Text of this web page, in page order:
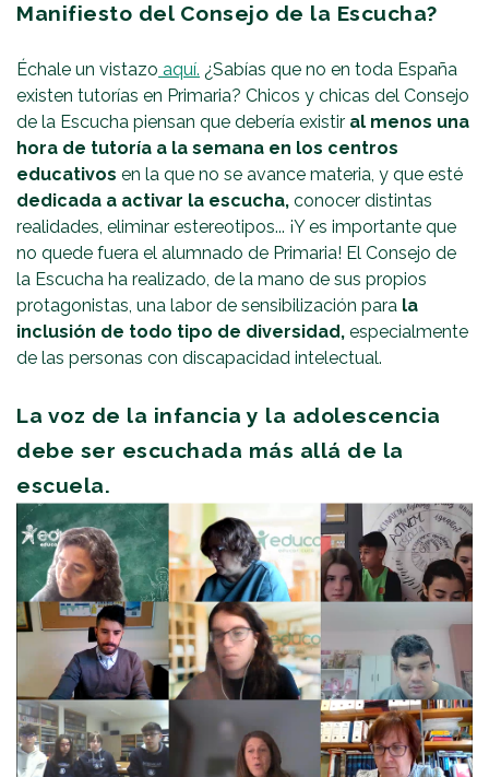
Manifiesto del Consejo de la Escucha?
Échale un vistazo aquí. ¿Sabías que no en toda España
existen tutorías en Primaria? Chicos y chicas del Consejo
de la Escucha piensan que debería existir al menos una
hora de tutoría a la semana en los centros
educativos en la que no se avance materia, y que esté
dedicada a activar la escucha, conocer distintas
realidades, eliminar estereotipos... ¡Y es importante que
no quede fuera el alumnado de Primaria! El Consejo de
la Escucha ha realizado, de la mano de sus propios
protagonistas, una labor de sensibilización para la
inclusión de todo tipo de diversidad, especialmente
de las personas con discapacidad intelectual.
La voz de la infancia y la adolescencia
debe ser escuchada más allá de la
escuela.